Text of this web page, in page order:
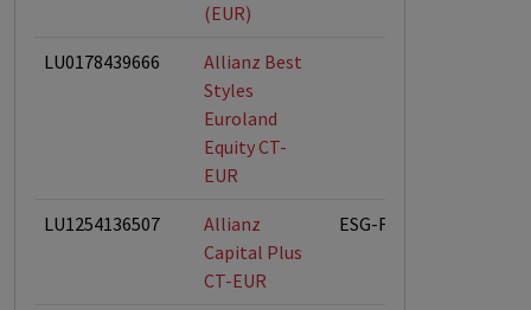
(EUR)
LU0178439666
Allianz Best
Styles
Euroland
Equity CT-
EUR
LU1254136507
Allianz
Capital Plus
CT-EUR
ESG-Fonds